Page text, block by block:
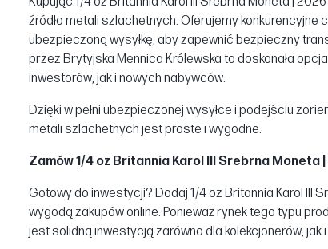
źródło metali szlachetnych. Oferujemy konkurencyjne
ubezpieczoną wysyłkę, aby zapewnić bezpieczny
przez Brytyjska Mennica Królewska to doskonała
inwestorów, jak i nowych nabywców.
Dzięki w pełni ubezpieczonej wysyłce i podejściu
metali szlachetnych jest proste i wygodne.
Zamów 1/4 oz Britannia Karol III Srebrna Moneta
Gotowy do inwestycji? Dodaj 1/4 oz Britannia Karol III
wygodą zakupów online. Ponieważ rynek tego typu
jest solidną inwestycją zarówno dla kolekcjonerów, jak